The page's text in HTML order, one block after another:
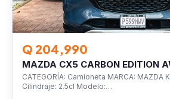
Q 204,990
MAZDA CX5 CARBON EDITION
CATEGORÍA: Camioneta MARCA: MAZDA
Cilindraje: 2.5cl Modelo:…